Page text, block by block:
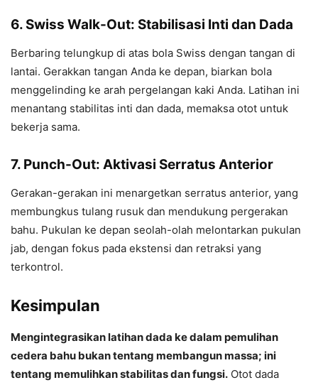
6. Swiss Walk-Out: Stabilisasi Inti dan Dada
Berbaring telungkup di atas bola Swiss dengan tangan di
lantai. Gerakkan tangan Anda ke depan, biarkan bola
menggelinding ke arah pergelangan kaki Anda. Latihan ini
menantang stabilitas inti dan dada, memaksa otot untuk
bekerja sama.
7. Punch-Out: Aktivasi Serratus Anterior
Gerakan-gerakan ini menargetkan serratus anterior, yang
membungkus tulang rusuk dan mendukung pergerakan
bahu. Pukulan ke depan seolah-olah melontarkan pukulan
jab, dengan fokus pada ekstensi dan retraksi yang
terkontrol.
Kesimpulan
Mengintegrasikan latihan dada ke dalam pemulihan
cedera bahu bukan tentang membangun massa; ini
tentang memulihkan stabilitas dan fungsi. Otot dada